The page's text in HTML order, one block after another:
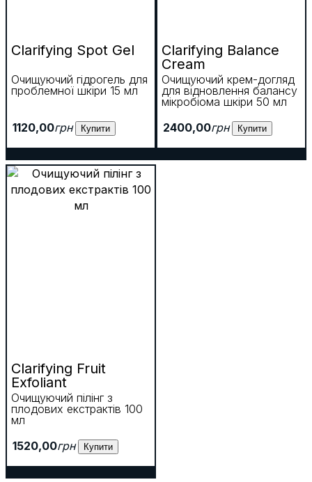
Clarifying Spot Gel
Очищуючий гідрогель для
проблемної шкіри 15 мл
1120,00грн Купити
Clarifying Balance
Cream
Очищуючий крем-догляд
для відновлення балансу
мікробіома шкіри 50 мл
2400,00грн Купити
Clarifying Fruit
Exfoliant
Очищуючий пілінг з
плодових екстрактів 100
мл
1520,00грн Купити